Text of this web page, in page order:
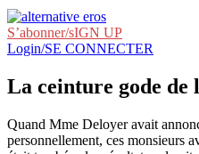
S’abonner/sIGN UP
Login/SE CONNECTER
La ceinture gode de
Quand Mme Deloyer avait
personnellement, ces monsieurs